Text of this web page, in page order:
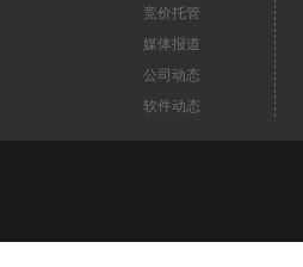
竞价托管
媒体报道
公司动态
软件动态